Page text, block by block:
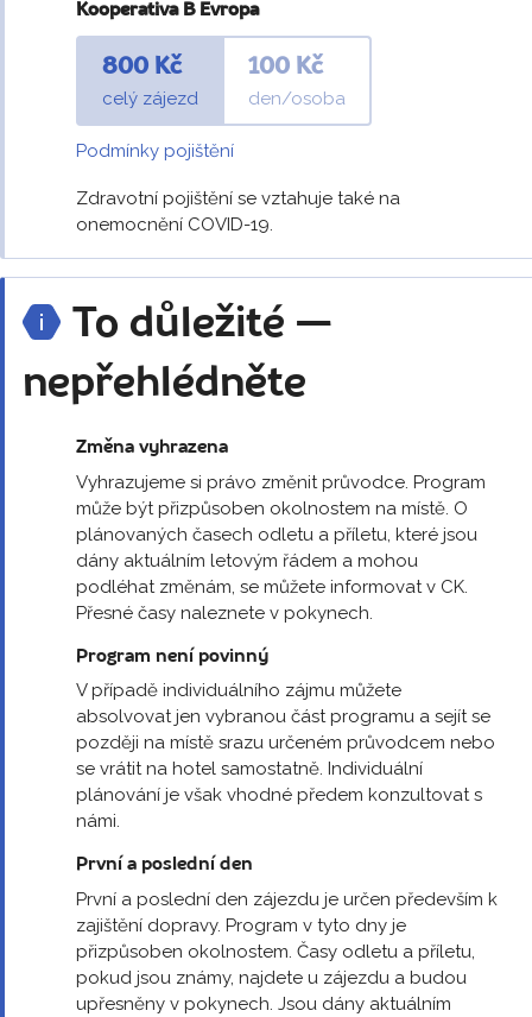
Kooperativa B Evropa
800 Kč
celý zájezd
100 Kč
den/osoba
Podmínky pojištění
Zdravotní pojištění se vztahuje také na
onemocnění COVID-19.
To důležité —
nepřehlédněte
Změna vyhrazena
Vyhrazujeme si právo změnit průvodce. Program
může být přizpůsoben okolnostem na místě. O
plánovaných časech odletu a příletu, které jsou
dány aktuálním letovým řádem a mohou
podléhat změnám, se můžete informovat v CK.
Přesné časy naleznete v pokynech.
Program není povinný
V případě individuálního zájmu můžete
absolvovat jen vybranou část programu a sejít se
později na místě srazu určeném průvodcem nebo
se vrátit na hotel samostatně. Individuální
plánování je však vhodné předem konzultovat s
námi.
První a poslední den
První a poslední den zájezdu je určen především k
zajištění dopravy. Program v tyto dny je
přizpůsoben okolnostem. Časy odletu a příletu,
pokud jsou známy, najdete u zájezdu a budou
upřesněny v pokynech. Jsou dány aktuálním